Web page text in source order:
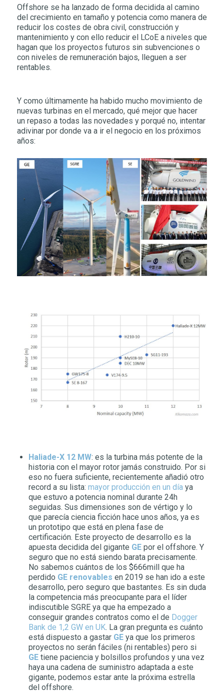
Offshore se ha lanzado de forma decidida al camino
del crecimiento en tamaño y potencia como manera de
reducir los costes de obra civil, construcción y
mantenimiento y con ello reducir el LCoE a niveles que
hagan que los proyectos futuros sin subvenciones o
con niveles de remuneración bajos, lleguen a ser
rentables.
Y como últimamente ha habido mucho movimiento de
nuevas turbinas en el mercado, qué mejor que hacer
un repaso a todas las novedades y porqué no, intentar
adivinar por donde va a ir el negocio en los próximos
años:
Haliade-X 12 MW: es la turbina más potente de la
historia con el mayor rotor jamás construido. Por si
eso no fuera suficiente, recientemente añadió otro
record a su lista: mayor producción en un díaya
que estuvo a potencia nominal durante 24h
seguidas. Sus dimensiones son de vértigo y lo
que parecía ciencia ficción hace unos años, ya es
un prototipo que está en plena fase de
certificación. Este proyecto de desarrollo es la
apuesta decidida del gigante GEpor el offshore. Y
seguro que no está siendo barata precisamente.
No sabemos cuántos de los $666mill que ha
perdido GE renovables en 2019 se han ido a este
desarrollo, pero seguro que bastantes. Es sin duda
la competencia más preocupante para el líder
indiscutible SGRE ya que ha empezado a
conseguir grandes contratos como el de Dogger
Bank de 1,2 GW en UK. La gran pregunta es cuánto
está dispuesto a gastar GEya que los primeros
proyectos no serán fáciles (ni rentables) pero si
GEtiene paciencia y bolsillos profundos y una vez
haya una cadena de suministro adaptada a este
gigante, podemos estar ante la próxima estrella
del offshore.